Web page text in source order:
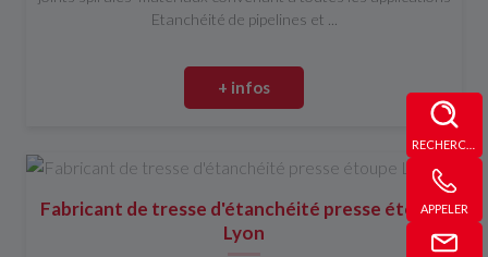
APPELER
Etanchéité de pipelines et ...
+ infos
Fabricant de tresse d'étanchéité presse étoupe
Lyon